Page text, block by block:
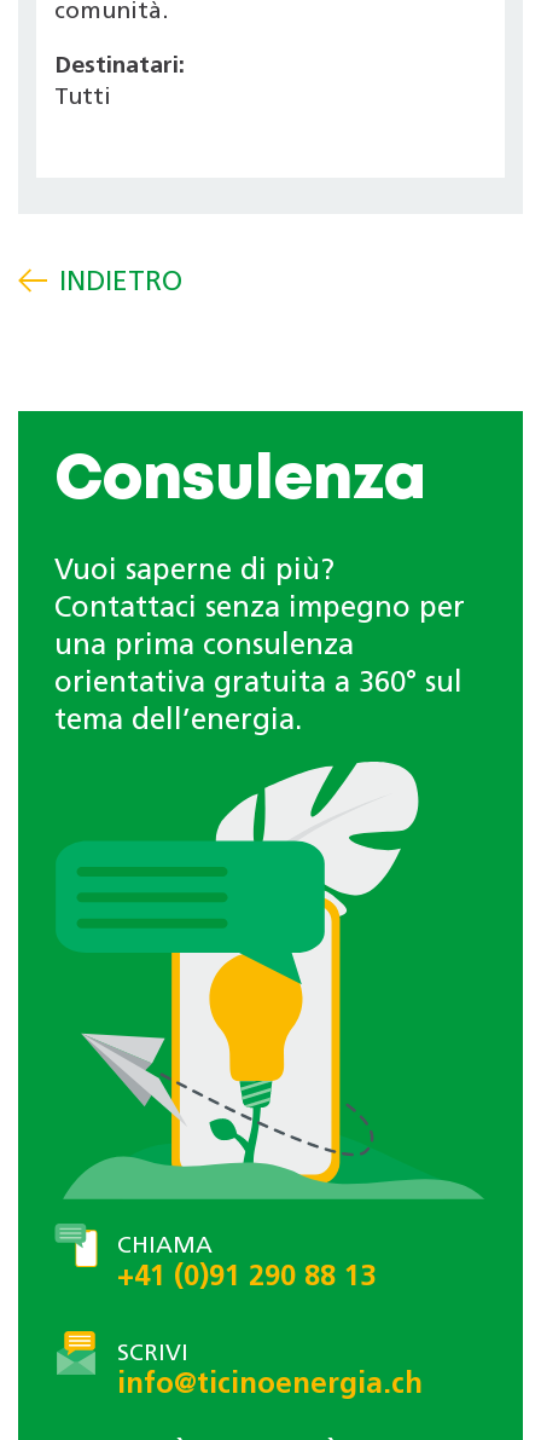
comunità.
Destinatari:
Tutti
Consulenza
Vuoi saperne di più?
Contattaci senza impegno per
una prima consulenza
orientativa gratuita a 360° sul
tema dell’energia.
CHIAMA
+41 (0)91 290 88 13
SCRIVI
info@ticinoenergia.ch